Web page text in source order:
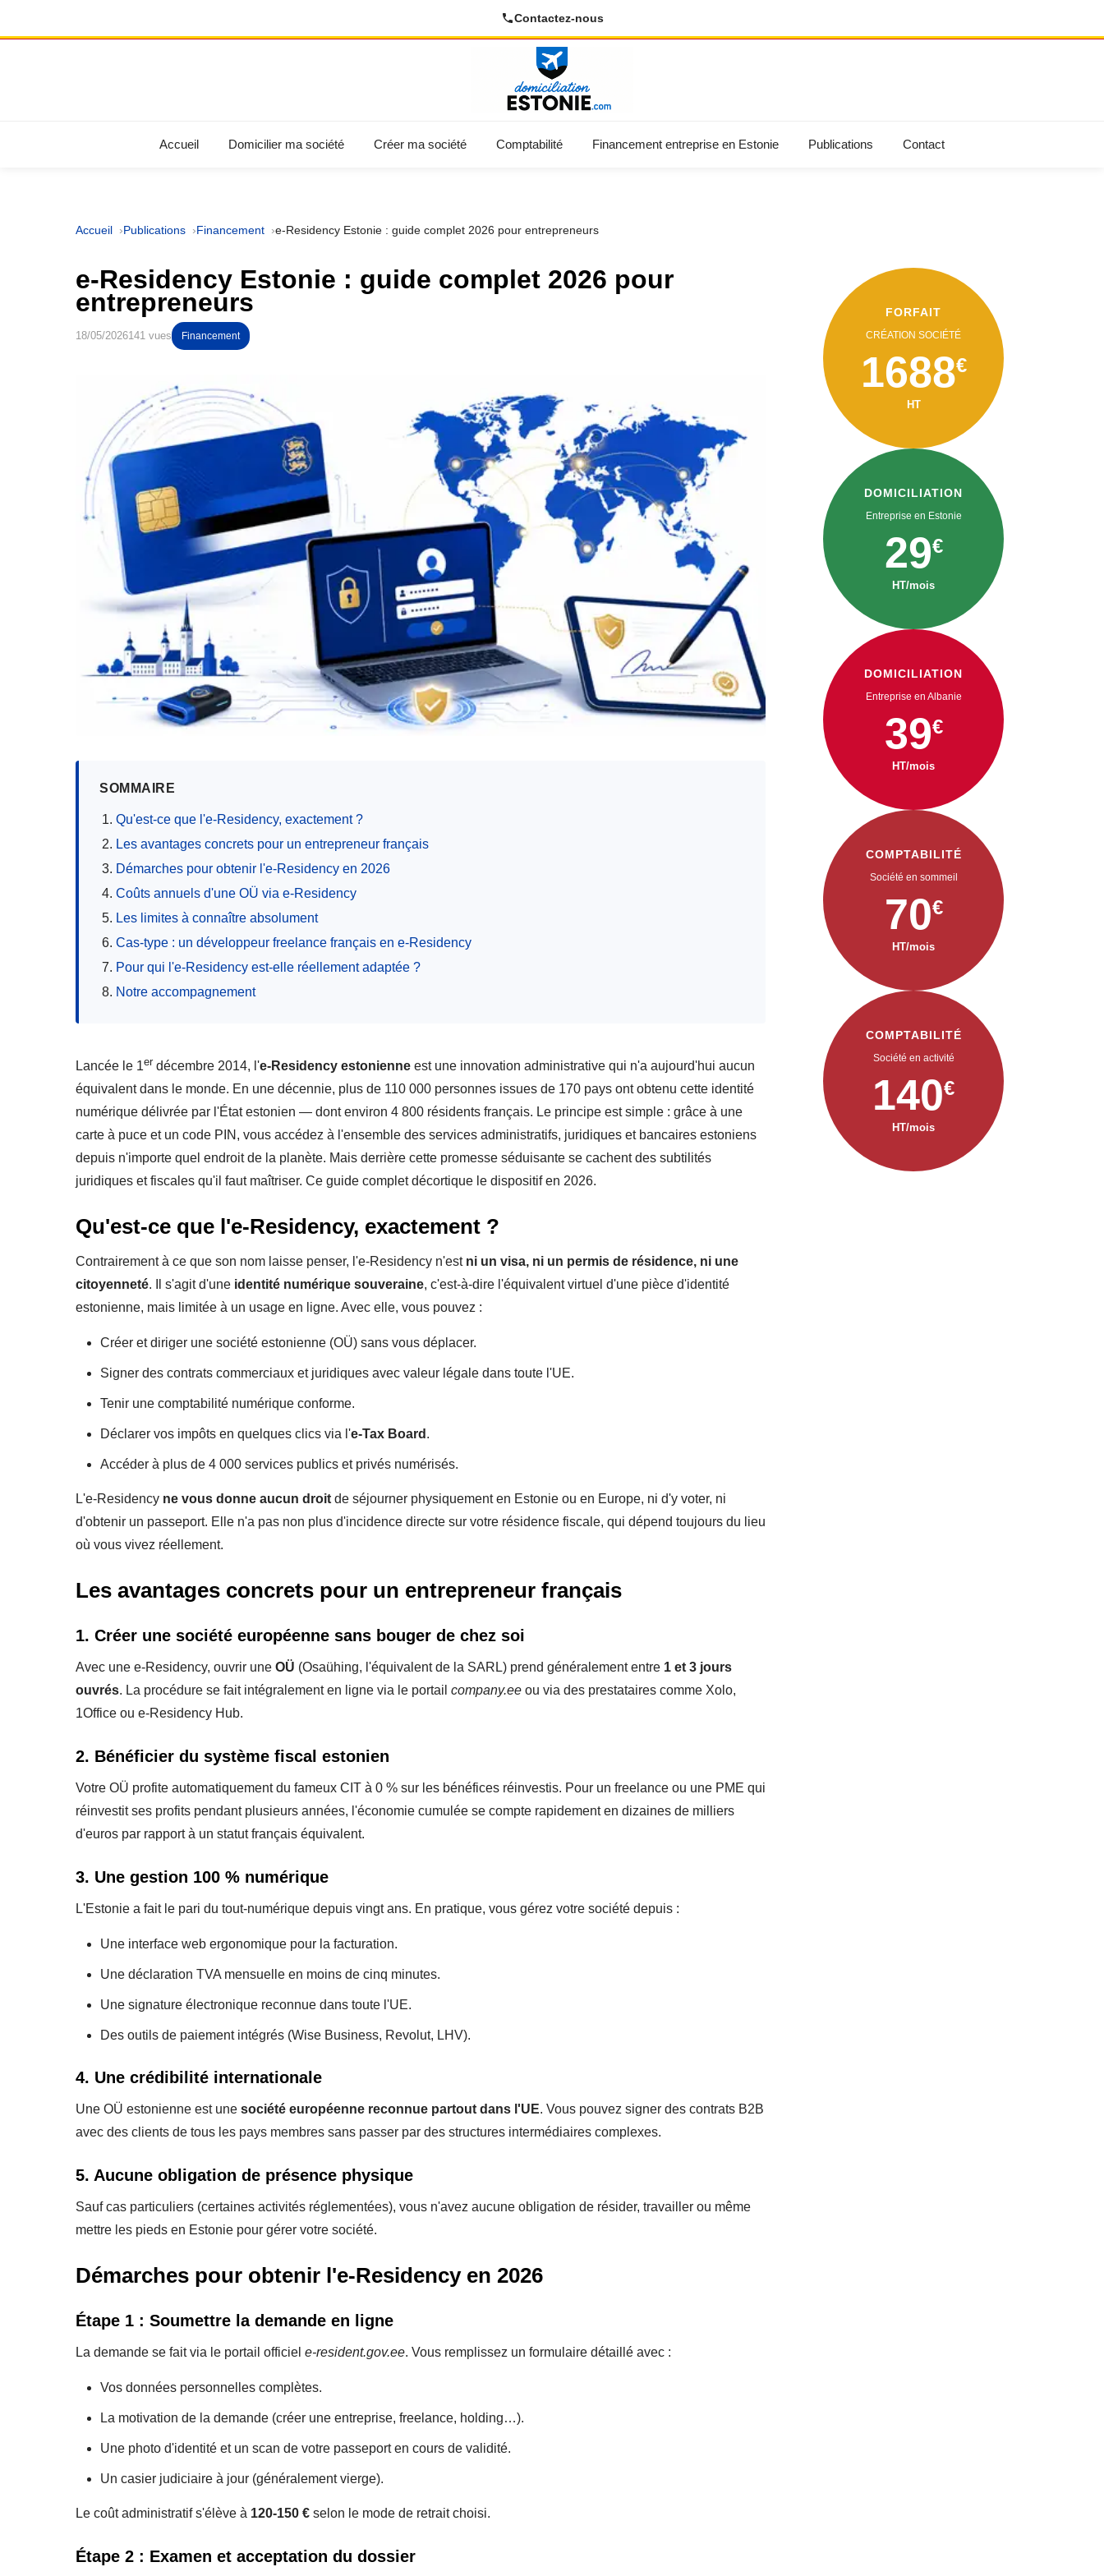
Contactez-nous
Accueil Domicilier ma société Créer ma société Comptabilité Financement entreprise en Estonie Publications Contact
Accueil Publications Financement e-Residency Estonie : guide complet 2026 pour entrepreneurs
e-Residency Estonie : guide complet 2026 pour
entrepreneurs
18/05/2026141 vues Financement
SOMMAIRE
Qu'est-ce que l'e-Residency, exactement ?
Les avantages concrets pour un entrepreneur français
Démarches pour obtenir l'e-Residency en 2026
Coûts annuels d'une OÜ via e-Residency
Les limites à connaître absolument
Cas-type : un développeur freelance français en e-Residency
Pour qui l'e-Residency est-elle réellement adaptée ?
Notre accompagnement
Lancée le 1er décembre 2014, l'e-Residency estonienne est une innovation administrative qui n'a aujourd'hui aucun
équivalent dans le monde. En une décennie, plus de 110 000 personnes issues de 170 pays ont obtenu cette identité
numérique délivrée par l'État estonien — dont environ 4 800 résidents français. Le principe est simple : grâce à une
carte à puce et un code PIN, vous accédez à l'ensemble des services administratifs, juridiques et bancaires estoniens
depuis n'importe quel endroit de la planète. Mais derrière cette promesse séduisante se cachent des subtilités
juridiques et fiscales qu'il faut maîtriser. Ce guide complet décortique le dispositif en 2026.
Qu'est-ce que l'e-Residency, exactement ?
Contrairement à ce que son nom laisse penser, l'e-Residency n'est ni un visa, ni un permis de résidence, ni une
citoyenneté. Il s'agit d'une identité numérique souveraine, c'est-à-dire l'équivalent virtuel d'une pièce d'identité
estonienne, mais limitée à un usage en ligne. Avec elle, vous pouvez :
Créer et diriger une société estonienne (OÜ) sans vous déplacer.
Signer des contrats commerciaux et juridiques avec valeur légale dans toute l'UE.
Tenir une comptabilité numérique conforme.
Déclarer vos impôts en quelques clics via l'e-Tax Board .
Accéder à plus de 4 000 services publics et privés numérisés.
L'e-Residency ne vous donne aucun droit de séjourner physiquement en Estonie ou en Europe, ni d'y voter, ni
d'obtenir un passeport. Elle n'a pas non plus d'incidence directe sur votre résidence fiscale, qui dépend toujours du lieu
où vous vivez réellement.
Les avantages concrets pour un entrepreneur français
1. Créer une société européenne sans bouger de chez soi
Avec une e-Residency, ouvrir une OÜ (Osaühing, l'équivalent de la SARL) prend généralement entre 1 et 3 jours
ouvrés. La procédure se fait intégralement en ligne via le portail company.ee ou via des prestataires comme Xolo,
1Office ou e-Residency Hub.
2. Bénéficier du système fiscal estonien
Votre OÜ profite automatiquement du fameux CIT à 0 % sur les bénéfices réinvestis. Pour un freelance ou une PME qui
réinvestit ses profits pendant plusieurs années, l'économie cumulée se compte rapidement en dizaines de milliers
d'euros par rapport à un statut français équivalent.
3. Une gestion 100 % numérique
L'Estonie a fait le pari du tout-numérique depuis vingt ans. En pratique, vous gérez votre société depuis :
Une interface web ergonomique pour la facturation.
Une déclaration TVA mensuelle en moins de cinq minutes.
Une signature électronique reconnue dans toute l'UE.
Des outils de paiement intégrés (Wise Business, Revolut, LHV).
4. Une crédibilité internationale
Une OÜ estonienne est une société européenne reconnue partout dans l'UE. Vous pouvez signer des contrats B2B
avec des clients de tous les pays membres sans passer par des structures intermédiaires complexes.
5. Aucune obligation de présence physique
Sauf cas particuliers (certaines activités réglementées), vous n'avez aucune obligation de résider, travailler ou même
mettre les pieds en Estonie pour gérer votre société.
Démarches pour obtenir l'e-Residency en 2026
Étape 1 : Soumettre la demande en ligne
La demande se fait via le portail officiel e-resident.gov.ee. Vous remplissez un formulaire détaillé avec :
Vos données personnelles complètes.
La motivation de la demande (créer une entreprise, freelance, holding…).
Une photo d'identité et un scan de votre passeport en cours de validité.
Un casier judiciaire à jour (généralement vierge).
Le coût administratif s'élève à 120-150 € selon le mode de retrait choisi.
Étape 2 : Examen et acceptation du dossier
FORFAIT
CRÉATION SOCIÉTÉ
1688€
HT
DOMICILIATION
Entreprise en Estonie
29€
HT/mois
DOMICILIATION
Entreprise en Albanie
39€
HT/mois
COMPTABILITÉ
Société en sommeil
70€
HT/mois
COMPTABILITÉ
Société en activité
140€
HT/mois